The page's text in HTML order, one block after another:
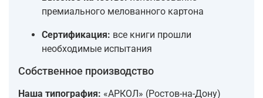
премиального мелованного картона
Сертификация: все книги прошли
необходимые испытания
Собственное производство
Наша типография: «АРКОЛ» (Ростов-на-Дону)